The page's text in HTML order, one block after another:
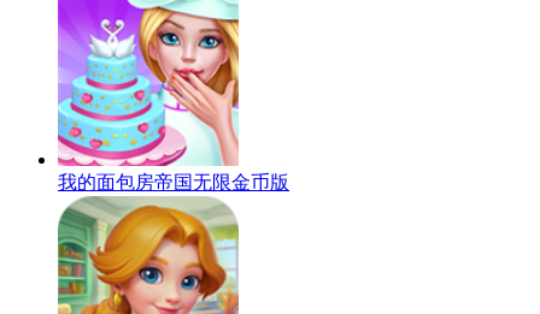
我的面包房帝国无限金币版